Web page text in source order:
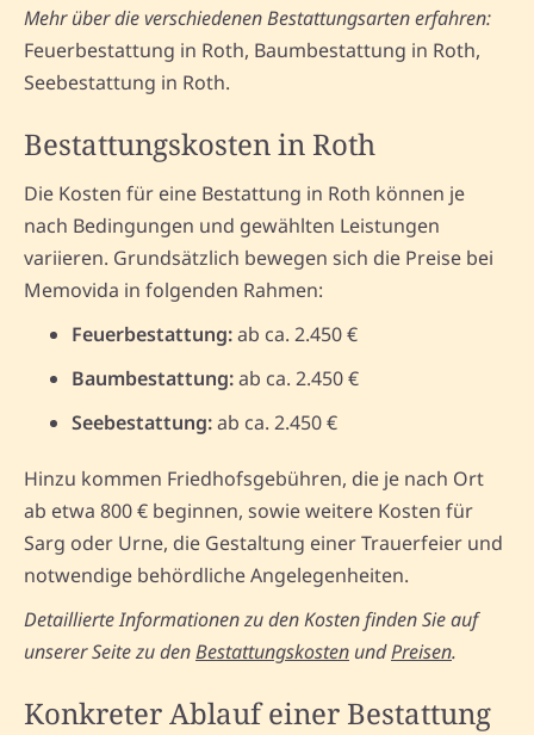
Mehr über die verschiedenen Bestattungsarten erfahren:
Feuerbestattung in Roth, Baumbestattung in Roth,
Seebestattung in Roth.
Bestattungskosten in Roth
Die Kosten für eine Bestattung in Roth können je
nach Bedingungen und gewählten Leistungen
variieren. Grundsätzlich bewegen sich die Preise bei
Memovida in folgenden Rahmen:
Feuerbestattung:ab ca. 2.450 €
Baumbestattung:ab ca. 2.450 €
Seebestattung:ab ca. 2.450 €
Hinzu kommen Friedhofsgebühren, die je nach Ort
ab etwa 800 € beginnen, sowie weitere Kosten für
Sarg oder Urne, die Gestaltung einer Trauerfeier und
notwendige behördliche Angelegenheiten.
Detaillierte Informationen zu den Kosten finden Sie auf
unserer Seite zu denBestattungskosten undPreisen.
Konkreter Ablauf einer Bestattung